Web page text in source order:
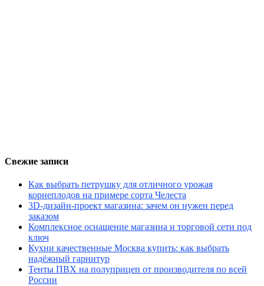
Свежие записи
Как выбрать петрушку для отличного урожая
корнеплодов на примере сорта Челеста
3D-дизайн-проект магазина: зачем он нужен перед
заказом
Комплексное оснащение магазина и торговой сети под
ключ
Кухни качественные Москва купить: как выбрать
надёжный гарнитур
Тенты ПВХ на полуприцеп от производителя по всей
России